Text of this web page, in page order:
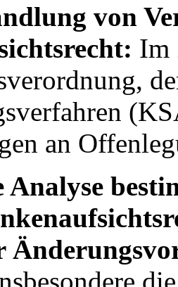
von
Im
an
Analyse